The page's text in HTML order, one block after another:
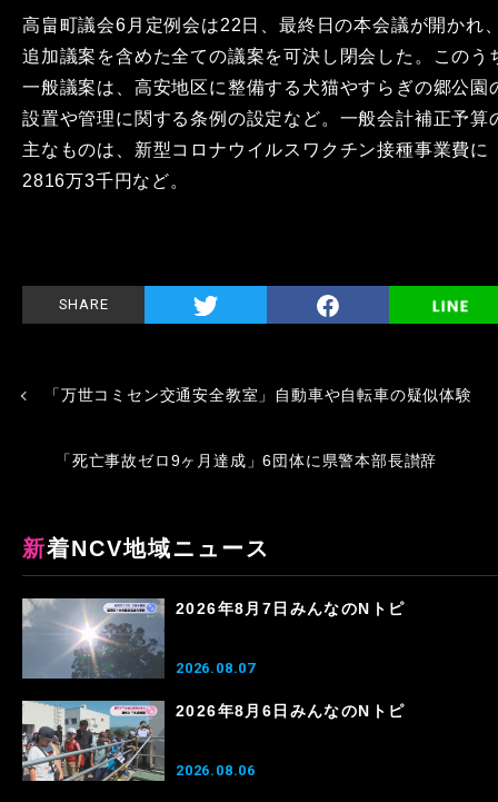
高畠町議会6月定例会は22日、最終日の本会議が開かれ
追加議案を含めた全ての議案を可決し閉会した。このう
一般議案は、高安地区に整備する犬猫やすらぎの郷公園
設置や管理に関する条例の設定など。一般会計補正予算
主なものは、新型コロナウイルスワクチン接種事業費に
2816万3千円など。
SHARE
「万世コミセン交通安全教室」自動車や自転車の疑似体験
「死亡事故ゼロ9ヶ月達成」6団体に県警本部長讃辞
新着NCV地域ニュース
2026年8月7日みんなのNトピ
2026.08.07
2026年8月6日みんなのNトピ
2026.08.06